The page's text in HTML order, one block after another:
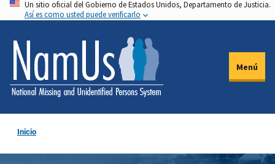
Pasar
al
contenido
principal
Un sitio oficial del Gobierno de Estados Unidos, Departamento de Justicia.
Así es como usted puede verificarlo
Menú
Inicio